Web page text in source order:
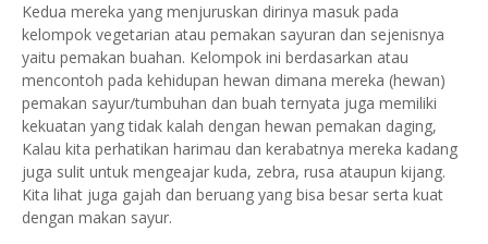
Kedua mereka yang menjuruskan dirinya masuk pada
kelompok vegetarian atau pemakan sayuran dan sejenisnya
yaitu pemakan buahan. Kelompok ini berdasarkan atau
mencontoh pada kehidupan hewan dimana mereka (hewan)
pemakan sayur/tumbuhan dan buah ternyata juga memiliki
kekuatan yang tidak kalah dengan hewan pemakan daging,
Kalau kita perhatikan harimau dan kerabatnya mereka kadang
juga sulit untuk mengeajar kuda, zebra, rusa ataupun kijang.
Kita lihat juga gajah dan beruang yang bisa besar serta kuat
dengan makan sayur.